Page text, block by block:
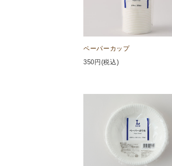
ペーパーカップ
350 円(税込)